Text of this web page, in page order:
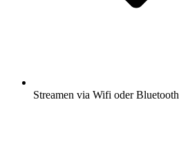
Streamen via Wifi oder Bluetooth